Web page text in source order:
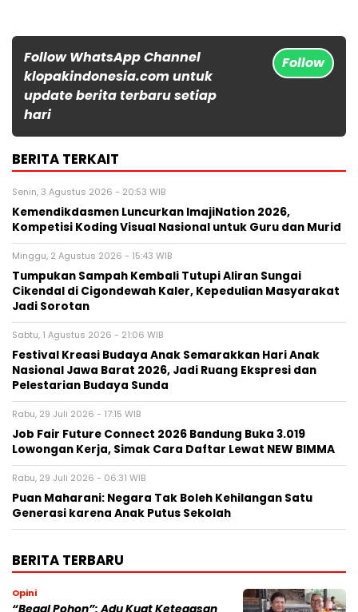
Follow WhatsApp Channel
klopakindonesia.com untuk
update berita terbaru setiap
hari
Follow
BERITA TERKAIT
Senin, 3 Agustus 2026 - 20:53 WIB
Kemendikdasmen Luncurkan ImajiNation 2026,
Kompetisi Koding Visual Nasional untuk Guru dan Murid
Minggu, 2 Agustus 2026 - 15:43 WIB
Tumpukan Sampah Kembali Tutupi Aliran Sungai
Cikendal di Cigondewah Kaler, Kepedulian Masyarakat
Jadi Sorotan
Sabtu, 1 Agustus 2026 - 21:06 WIB
Festival Kreasi Budaya Anak Semarakkan Hari Anak
Nasional Jawa Barat 2026, Jadi Ruang Ekspresi dan
Pelestarian Budaya Sunda
Rabu, 29 Juli 2026 - 17:15 WIB
Job Fair Future Connect 2026 Bandung Buka 3.019
Lowongan Kerja, Simak Cara Daftar Lewat NEW BIMMA
Rabu, 29 Juli 2026 - 06:31 WIB
Puan Maharani: Negara Tak Boleh Kehilangan Satu
Generasi karena Anak Putus Sekolah
BERITA TERBARU
Opini